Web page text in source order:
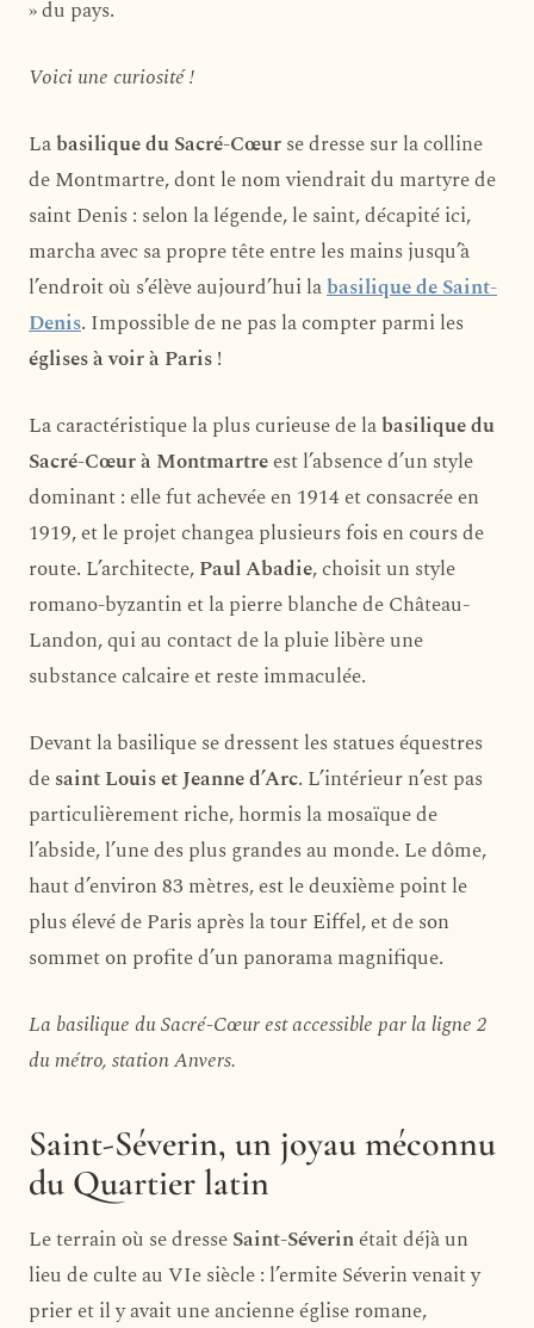
» du pays.
Voici une curiosité !
Labasilique du Sacré-Cœurse dresse sur la colline
de Montmartre, dont le nom viendrait du martyre de
saint Denis : selon la légende, le saint, décapité ici,
marcha avec sa propre tête entre les mains jusqu’à
l’endroit où s’élève aujourd’hui labasilique de Saint-
Denis. Impossible de ne pas la compter parmi les
églises à voir à Paris!
La caractéristique la plus curieuse de labasilique du
Sacré-Cœur à Montmartreest l’absence d’un style
dominant : elle fut achevée en 1914 et consacrée en
1919, et le projet changea plusieurs fois en cours de
route. L’architecte,Paul Abadie, choisit un style
romano-byzantin et la pierre blanche de Château-
Landon, qui au contact de la pluie libère une
substance calcaire et reste immaculée.
Devant la basilique se dressent les statues équestres
desaint Louis et Jeanne d’Arc. L’intérieur n’est pas
particulièrement riche, hormis la mosaïque de
l’abside, l’une des plus grandes au monde. Le dôme,
haut d’environ 83 mètres, est le deuxième point le
plus élevé de Paris après la tour Eiffel, et de son
sommet on profite d’un panorama magnifique.
La basilique du Sacré-Cœur est accessible par la ligne 2
du métro, station Anvers.
Saint-Séverin, un joyau méconnu
du Quartier latin
Le terrain où se dresseSaint-Séverinétait déjà un
lieu de culte au VIe siècle : l’ermite Séverin venait y
prier et il y avait une ancienne église romane,